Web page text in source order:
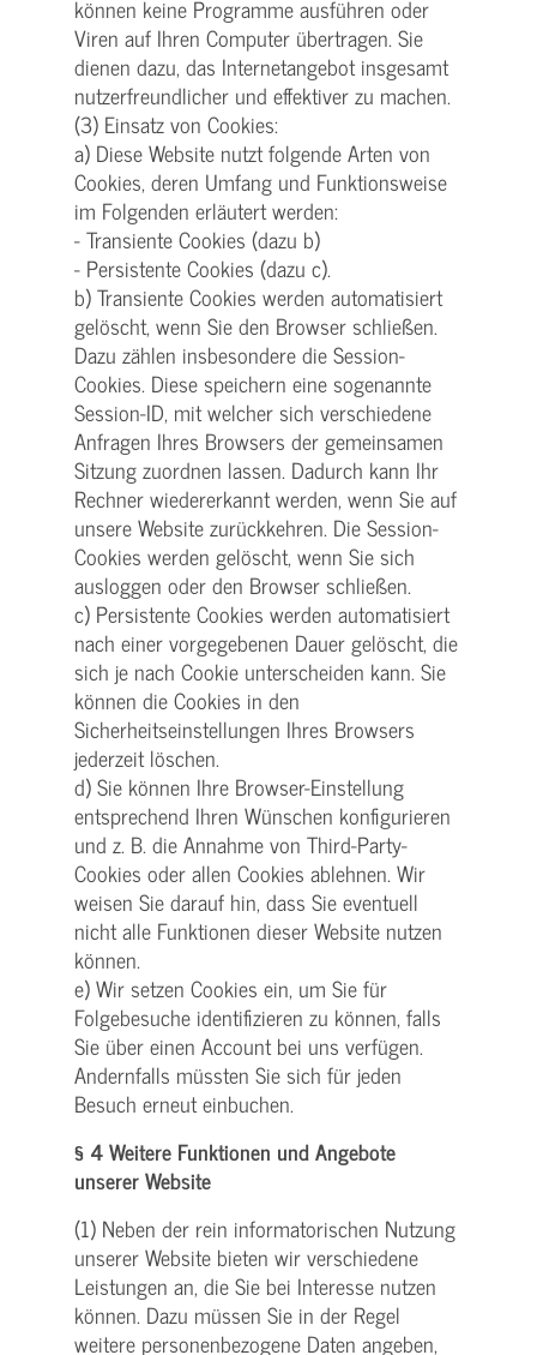
können keine Programme ausführen oder
Viren auf Ihren Computer übertragen. Sie
dienen dazu, das Internetangebot insgesamt
nutzerfreundlicher und effektiver zu machen.
(3) Einsatz von Cookies:
a) Diese Website nutzt folgende Arten von
Cookies, deren Umfang und Funktionsweise
im Folgenden erläutert werden:
- Transiente Cookies (dazu b)
- Persistente Cookies (dazu c).
b) Transiente Cookies werden automatisiert
gelöscht, wenn Sie den Browser schließen.
Dazu zählen insbesondere die Session-
Cookies. Diese speichern eine sogenannte
Session-ID, mit welcher sich verschiedene
Anfragen Ihres Browsers der gemeinsamen
Sitzung zuordnen lassen. Dadurch kann Ihr
Rechner wiedererkannt werden, wenn Sie auf
unsere Website zurückkehren. Die Session-
Cookies werden gelöscht, wenn Sie sich
ausloggen oder den Browser schließen.
c) Persistente Cookies werden automatisiert
nach einer vorgegebenen Dauer gelöscht, die
sich je nach Cookie unterscheiden kann. Sie
können die Cookies in den
Sicherheitseinstellungen Ihres Browsers
jederzeit löschen.
d) Sie können Ihre Browser-Einstellung
entsprechend Ihren Wünschen konfigurieren
und z. B. die Annahme von Third-Party-
Cookies oder allen Cookies ablehnen. Wir
weisen Sie darauf hin, dass Sie eventuell
nicht alle Funktionen dieser Website nutzen
können.
e) Wir setzen Cookies ein, um Sie für
Folgebesuche identifizieren zu können, falls
Sie über einen Account bei uns verfügen.
Andernfalls müssten Sie sich für jeden
Besuch erneut einbuchen.
§ 4 Weitere Funktionen und Angebote
unserer Website
(1) Neben der rein informatorischen Nutzung
unserer Website bieten wir verschiedene
Leistungen an, die Sie bei Interesse nutzen
können. Dazu müssen Sie in der Regel
weitere personenbezogene Daten angeben,